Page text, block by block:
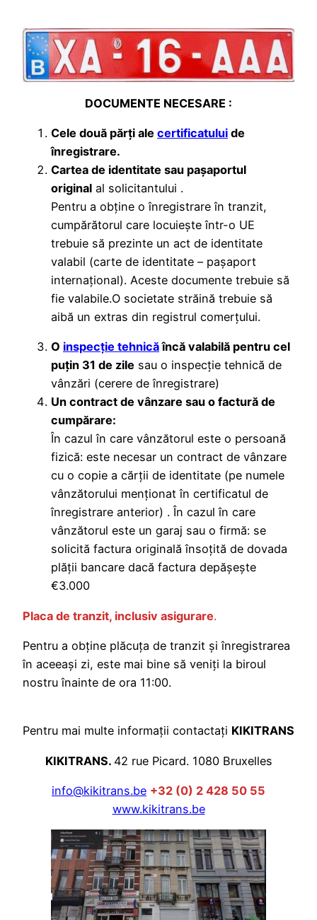
DOCUMENTE NECESARE :
Cele două părți ale certificatului de
înregistrare.
Cartea de identitate sau pașaportul
original al solicitantului .
Pentru a obține o înregistrare în tranzit,
cumpărătorul care locuiește într-o UE
trebuie să prezinte un act de identitate
valabil (carte de identitate – pașaport
internațional). Aceste documente trebuie să
fie valabile.O societate străină trebuie să
aibă un extras din registrul comerțului.
O inspecție tehnicăîncă valabilă pentru cel
puțin 31 de zile sau o inspecție tehnică de
vânzări (cerere de înregistrare)
Un contract de vânzare sau o factură de
cumpărare:
În cazul în care vânzătorul este o persoană
fizică: este necesar un contract de vânzare
cu o copie a cărții de identitate (pe numele
vânzătorului menționat în certificatul de
înregistrare anterior) . În cazul în care
vânzătorul este un garaj sau o firmă: se
solicită factura originală însoțită de dovada
plății bancare dacă factura depășește
€3.000
Placa de tranzit, inclusiv asigurare.
Pentru a obține plăcuța de tranzit și înregistrarea
în aceeași zi, este mai bine să veniți la biroul
nostru înainte de ora 11:00.
Pentru mai multe informații contactați KIKITRANS
KIKITRANS. 42 rue Picard. 1080 Bruxelles
info@kikitrans.be +32 (0) 2 428 50 55
www.kikitrans.be